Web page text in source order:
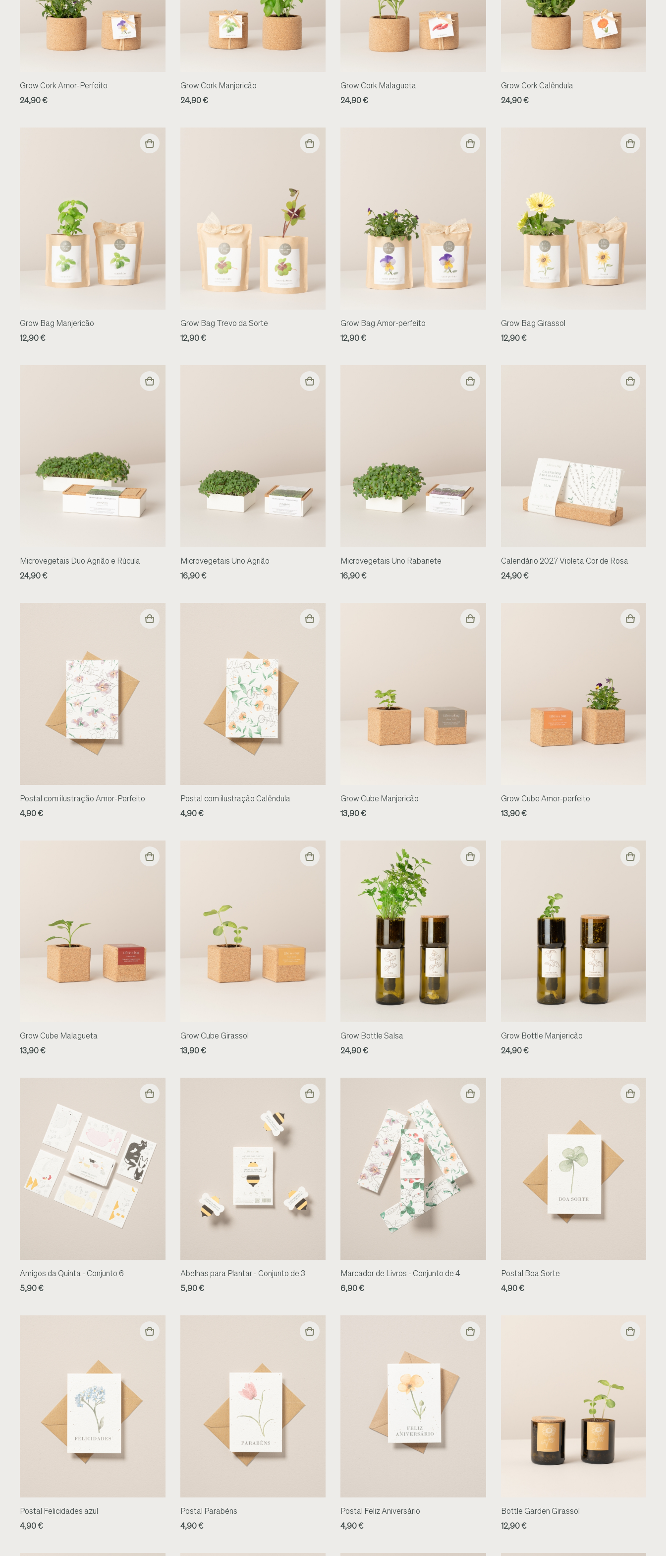
Grow Cork Amor-Perfeito
24,90 €
Grow Cork Manjericão
24,90 €
Grow Cork Malagueta
24,90 €
Grow Cork Calêndula
24,90 €
Grow Bag Manjericão
12,90 €
Grow Bag Trevo da Sorte
12,90 €
Grow Bag Amor-perfeito
12,90 €
Grow Bag Girassol
12,90 €
Microvegetais Duo Agrião e Rúcula
24,90 €
Microvegetais Uno Agrião
16,90 €
Microvegetais Uno Rabanete
16,90 €
Calendário 2027 Violeta Cor de Rosa
24,90 €
Postal com ilustração Amor-Perfeito
4,90 €
Postal com ilustração Calêndula
4,90 €
Grow Cube Manjericão
13,90 €
Grow Cube Amor-perfeito
13,90 €
Grow Cube Malagueta
13,90 €
Grow Cube Girassol
13,90 €
Grow Bottle Salsa
24,90 €
Grow Bottle Manjericão
24,90 €
Amigos da Quinta - Conjunto 6
5,90 €
Abelhas para Plantar - Conjunto de 3
5,90 €
Marcador de Livros - Conjunto de 4
6,90 €
Postal Boa Sorte
4,90 €
Postal Felicidades azul
4,90 €
Postal Parabéns
4,90 €
Postal Feliz Aniversário
4,90 €
Bottle Garden Girassol
12,90 €